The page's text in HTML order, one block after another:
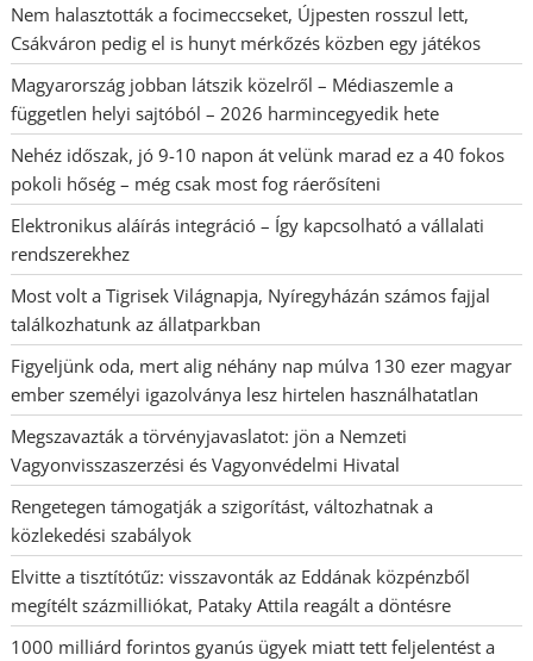
Nem halasztották a focimeccseket, Újpesten rosszul lett,
Csákváron pedig el is hunyt mérkőzés közben egy játékos
Magyarország jobban látszik közelről – Médiaszemle a
független helyi sajtóból – 2026 harmincegyedik hete
Nehéz időszak, jó 9-10 napon át velünk marad ez a 40 fokos
pokoli hőség – még csak most fog ráerősíteni
Elektronikus aláírás integráció – Így kapcsolható a vállalati
rendszerekhez
Most volt a Tigrisek Világnapja, Nyíregyházán számos fajjal
találkozhatunk az állatparkban
Figyeljünk oda, mert alig néhány nap múlva 130 ezer magyar
ember személyi igazolványa lesz hirtelen használhatatlan
Megszavazták a törvényjavaslatot: jön a Nemzeti
Vagyonvisszaszerzési és Vagyonvédelmi Hivatal
Rengetegen támogatják a szigorítást, változhatnak a
közlekedési szabályok
Elvitte a tisztítótűz: visszavonták az Eddának közpénzből
megítélt százmilliókat, Pataky Attila reagált a döntésre
1000 milliárd forintos gyanús ügyek miatt tett feljelentést a